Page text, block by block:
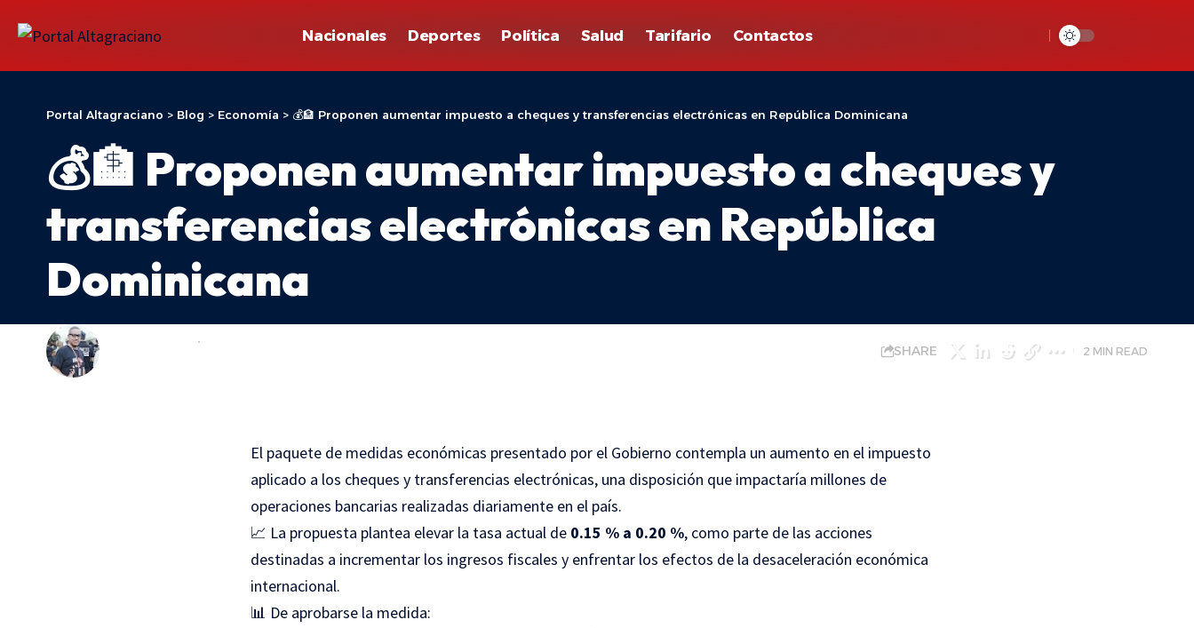
Nacionales Deportes Política Salud Tarifario Contactos
Portal Altagraciano > Blog > Economía > 💰🏦 Proponen aumentar impuesto a cheques y transferencias electrónicas en República Dominicana
💰🏦 Proponen aumentar impuesto a cheques y
transferencias electrónicas en República
Dominicana
LAST UPDATED: 11 DE JUNIO DE 2026 14:46
ADONIS ARACHE
SHARE 2 MIN READ
El paquete de medidas económicas presentado por el Gobierno contempla un aumento en el impuesto
aplicado a los cheques y transferencias electrónicas, una disposición que impactaría millones de
operaciones bancarias realizadas diariamente en el país.
📈 La propuesta plantea elevar la tasa actual de 0.15 % a 0.20 %, como parte de las acciones
destinadas a incrementar los ingresos fiscales y enfrentar los efectos de la desaceleración económica
internacional.
📊 De aprobarse la medida: